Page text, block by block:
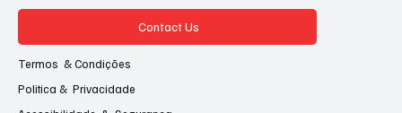
Contact Us
Termos & Condições
Politica & Privacidade